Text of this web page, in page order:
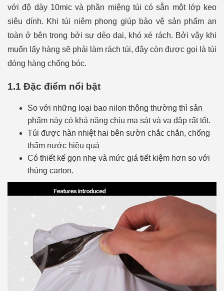
với độ dày 10mic và phần miệng túi có sẵn một lớp keo
siêu dính. Khi túi niêm phong giúp bảo vệ sản phẩm an
toàn ở bên trong bởi sự dẻo dai, khó xé rách. Bởi vậy khi
muốn lấy hàng sẽ phải làm rách túi, đây còn được gọi là túi
đóng hàng chống bóc.
1.1 Đặc điểm nổi bật
So với những loại bao nilon thông thường thì sản
phẩm này có khả năng chịu ma sát và va đập rất tốt.
Túi được hàn nhiệt hai bên sườn chắc chắn, chống
thấm nước hiệu quả
Có thiết kế gọn nhẹ và mức giá tiết kiệm hơn so với
thùng carton.